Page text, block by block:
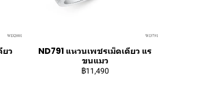
ยว
ND791 แหวนเพชรเม็ดเดียว แร
ขนแมว
฿11,490